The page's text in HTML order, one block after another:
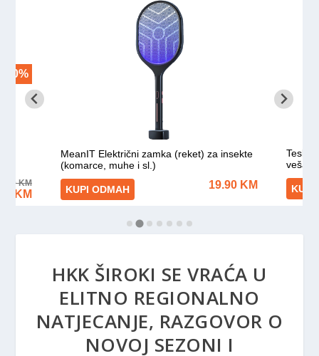
HKK ŠIROKI SE VRAĆA U
ELITNO REGIONALNO
NATJECANJE, RAZGOVOR O
NOVOJ SEZONI I